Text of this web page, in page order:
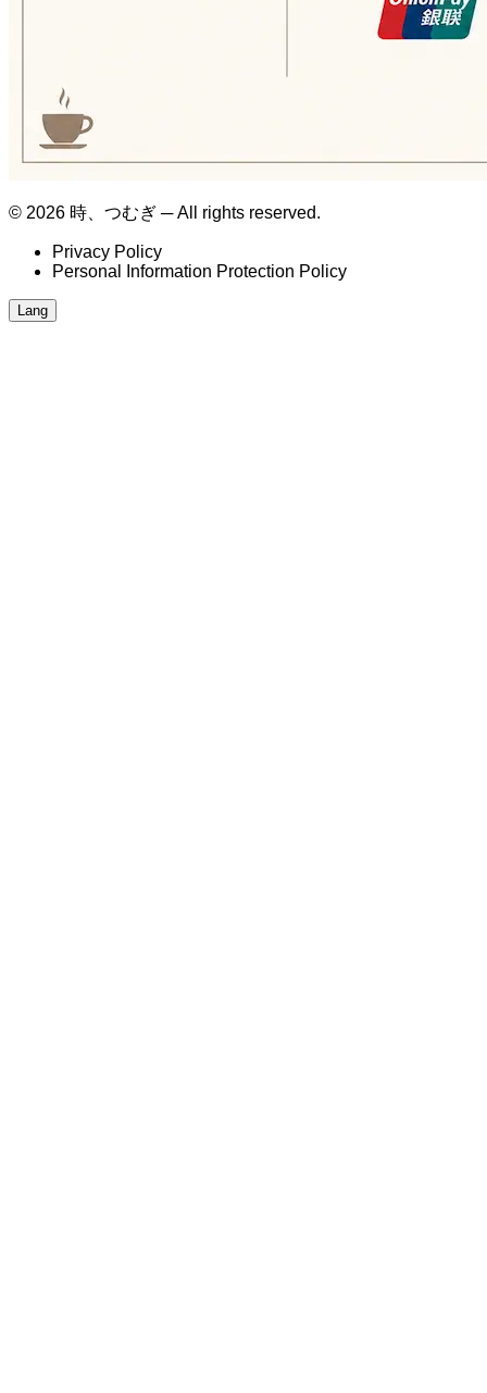
© 2026 時、つむぎ ─ All rights reserved.
Privacy Policy
Personal Information Protection Policy
Lang